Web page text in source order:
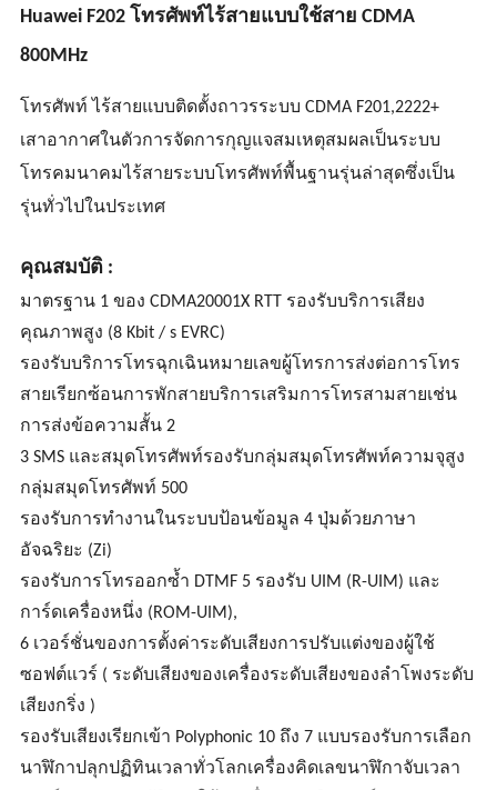
Huawei F202 โทรศัพท์ไร้สายแบบใช้สาย CDMA
800MHz
โทรศัพท์ ไร้สายแบบติดตั้งถาวรระบบ CDMA F201,2222+
เสาอากาศในตัวการจัดการกุญแจสมเหตุสมผลเป็นระบบ
โทรคมนาคมไร้สายระบบโทรศัพท์พื้นฐานรุ่นล่าสุดซึ่งเป็น
รุ่นทั่วไปในประเทศ
คุณสมบัติ :
มาตรฐาน 1 ของ CDMA20001X RTT รองรับบริการเสียง
คุณภาพสูง (8 Kbit / s EVRC)
รองรับบริการโทรฉุกเฉินหมายเลขผู้โทรการส่งต่อการโทร
สายเรียกซ้อนการพักสายบริการเสริมการโทรสามสายเช่น
การส่งข้อความสั้น 2
3 SMS และสมุดโทรศัพท์รองรับกลุ่มสมุดโทรศัพท์ความจุสูง
กลุ่มสมุดโทรศัพท์ 500
รองรับการทำงานในระบบป้อนข้อมูล 4 ปุ่มด้วยภาษา
อัจฉริยะ (Zi)
รองรับการโทรออกซ้ำ DTMF 5 รองรับ UIM (R-UIM) และ
การ์ดเครื่องหนึ่ง (ROM-UIM),
6 เวอร์ชั่นของการตั้งค่าระดับเสียงการปรับแต่งของผู้ใช้
ซอฟต์แวร์ ( ระดับเสียงของเครื่องระดับเสียงของลำโพงระดับ
เสียงกริ่ง )
รองรับเสียงเรียกเข้า Polyphonic 10 ถึง 7 แบบรองรับการเลือก
นาฬิกาปลุกปฏิทินเวลาทั่วโลกเครื่องคิดเลขนาฬิกาจับเวลา